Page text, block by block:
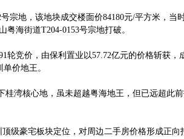
地，该地块成交楼面价84180元/平方米，当
海街道T204-0153号宗地打破。
竞价，由保利置业以57.72亿元的价格斩获，
价地王。
湾核心地，虽未超越粤海地王，但已远超此
豪宅板块定位，对周边二手房价格形成正向